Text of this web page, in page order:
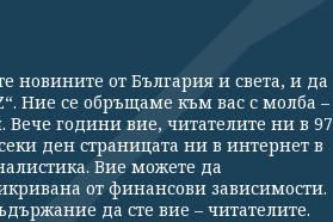
новините от България и света, и да
Ние се обръщаме към вас с молба –
години вие, читателите ни в 97
ден страницата ни в интернет в
Вие можете да
от финансови зависимости.
да сте вие – читателите.